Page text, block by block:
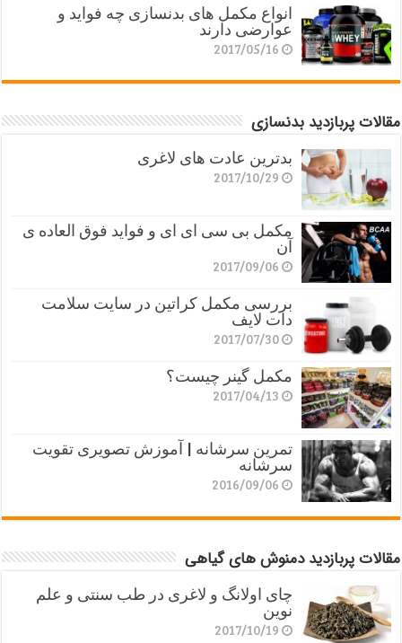
انواع مکمل های بدنسازی چه فواید و
عوارضی دارند
2017/05/16
مقالات پربازدید بدنسازی
بدترین عادت های لاغری
2017/10/29
مکمل بی سی ای ای و فواید فوق العاده ی
آن
2017/09/06
بررسی مکمل کراتین در سایت سلامت
دات لایف
2017/07/30
مکمل گینر چیست؟
2017/04/13
تمرین سرشانه | آموزش تصویری تقویت
سرشانه
2016/09/06
مقالات پربازدید دمنوش های گیاهی
چای اولانگ و لاغری در طب سنتی و علم
نوین
2017/10/19